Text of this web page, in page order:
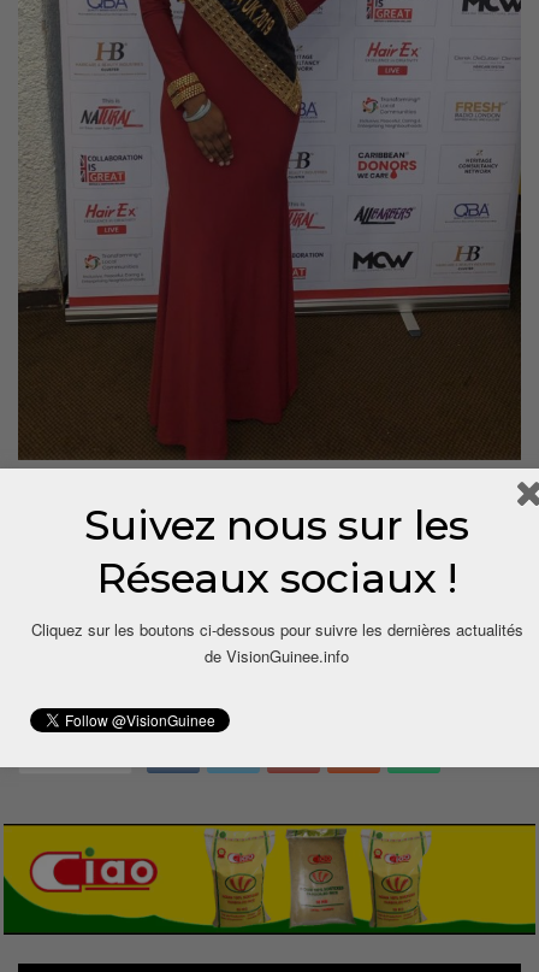
Suivez nous sur les
Réseaux sociaux !
Cliquez sur les boutons ci-dessous pour suivre les dernières actualités
de VisionGuinee.info